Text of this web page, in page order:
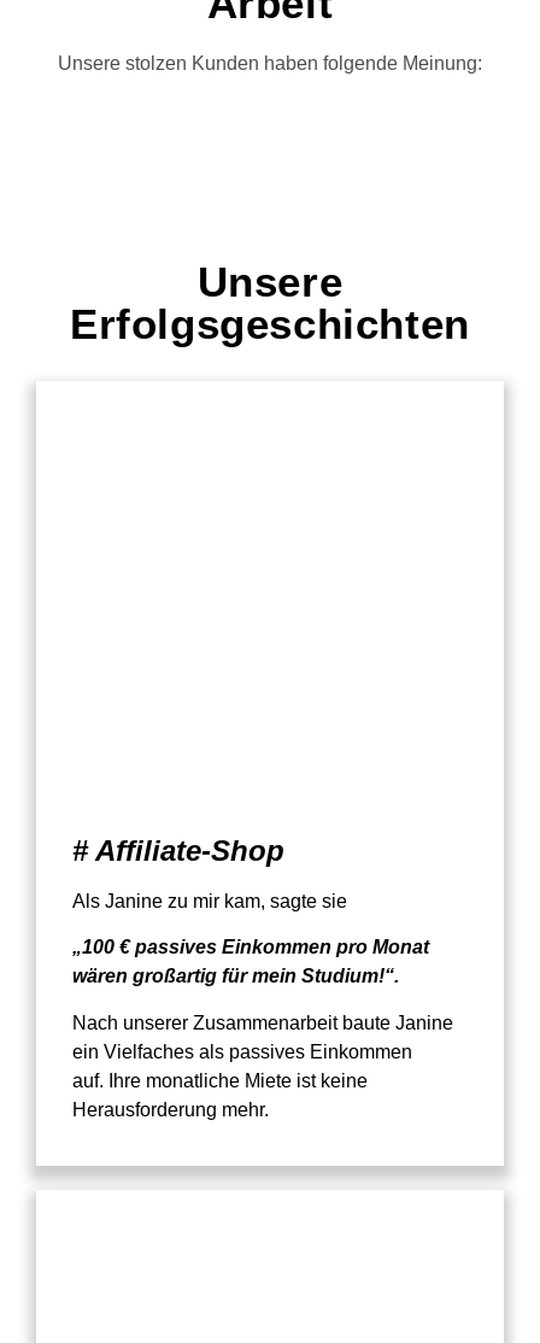
Unsere stolzen Kunden haben folgende Meinung:
Unsere
Erfolgsgeschichten
# Affiliate-Shop
Als Janine zu mir kam, sagte sie
„100 € passives Einkommen pro Monat
wären großartig für mein Studium!“.
Nach unserer Zusammenarbeit baute Janine
ein Vielfaches als passives Einkommen
auf. Ihre monatliche Miete ist keine
Herausforderung mehr.